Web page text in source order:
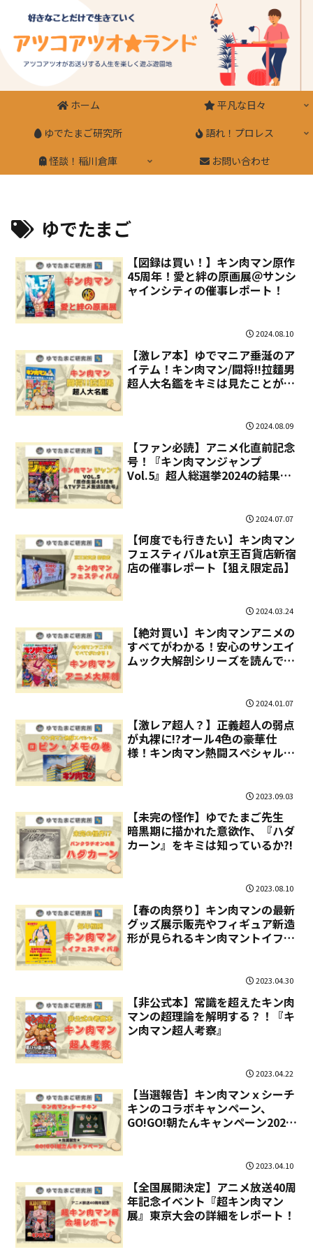
ホーム
平凡な日々
ゆでたまご研究所
語れ！プロレス
怪談！稲川倉庫
お問い合わせ
ゆでたまご
【図録は買い！】キン肉マン原作
45周年！愛と絆の原画展＠サンシ
ャインシティの催事レポート！
2024.08.10
【激レア本】ゆでマニア垂涎のア
イテム！キン肉マン/闘将!!拉麵男
超人大名鑑をキミは見たことがあ
2024.08.09
【ファン必読】アニメ化直前記念
号！『キン肉マンジャンプ
Vol.5』超人総選挙2024の結果
2024.07.07
【何度でも行きたい】キン肉マン
フェスティバルat京王百貨店新宿
店の催事レポート【狙え限定品】
2024.03.24
【絶対買い】キン肉マンアニメの
すべてがわかる！安心のサンエイ
ムック大解剖シリーズを読んでア
2024.01.07
【激レア超人？】正義超人の弱点
が丸裸に!?オール4色の豪華仕
様！キン肉マン熱闘スペシャル
2023.09.03
【未完の怪作】ゆでたまご先生
暗黒期に描かれた意欲作、『ハダ
カーン』をキミは知っているか?!
2023.08.10
【春の肉祭り】キン肉マンの最新
グッズ展示販売やフィギュア新造
形が見られるキン肉マントイフェ
2023.04.30
【非公式本】常識を超えたキン肉
マンの超理論を解明する？！『キ
ン肉マン超人考察』
2023.04.22
【当選報告】キン肉マンｘシーチ
キンのコラボキャンペーン、
GO!GO!朝たんキャンペーン2023
2023.04.10
【全国展開決定】アニメ放送40周
年記念イベント『超キン肉マン
展』東京大会の詳細をレポート！